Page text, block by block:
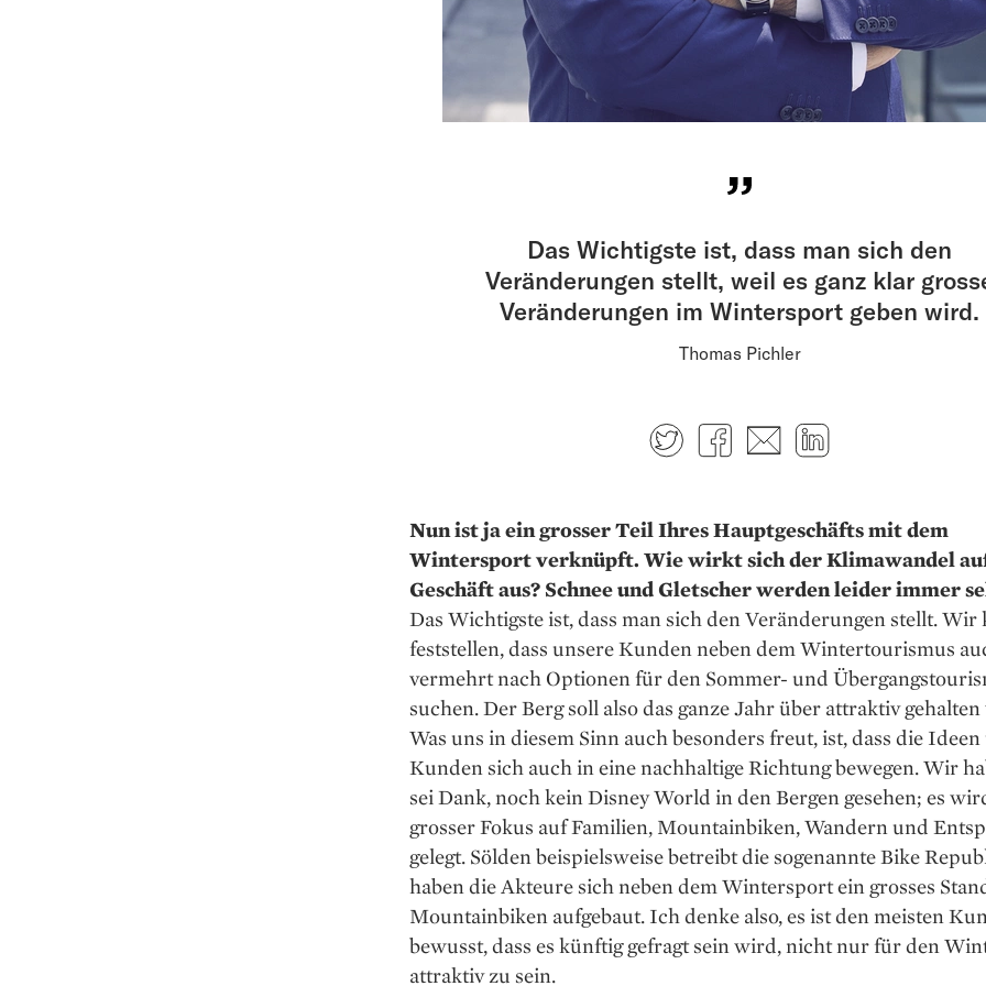
Das Wichtigste ist, dass man sich den
Veränderungen stellt, weil es ganz klar
Veränderungen im Wintersport geben wird.
Thomas Pichler
TwitterFacebook
E-mail
Nun ist ja ein grosser Teil Ihres Haupt­geschäfts mit dem
Wintersport verknüpft. Wie wirkt sich der Klimawandel
Geschäft aus? Schnee und Gletscher werden leider immer
Das Wichtigste ist, dass man sich den Verän­derungen stellt. Wir
feststellen, dass unsere Kunden neben dem Wintertourismus
vermehrt nach Optionen für den Sommer- und
suchen. Der Berg soll also das ganze Jahr über attraktiv
Was uns in diesem Sinn auch besonders freut, ist, dass die
Kunden sich auch in eine nachhaltige Richtung bewegen. Wir
sei Dank, noch kein Disney World in den Bergen gesehen; es
grosser Fokus auf Familien, Mountainbiken, Wandern und
gelegt. Sölden beispielsweise betreibt die sogenannte Bike
haben die Akteure sich neben dem Wintersport ein grosses
Mountainbiken aufgebaut. Ich denke also, es ist den meisten
bewusst, dass es künftig gefragt sein wird, nicht nur für den
attraktiv zu sein.